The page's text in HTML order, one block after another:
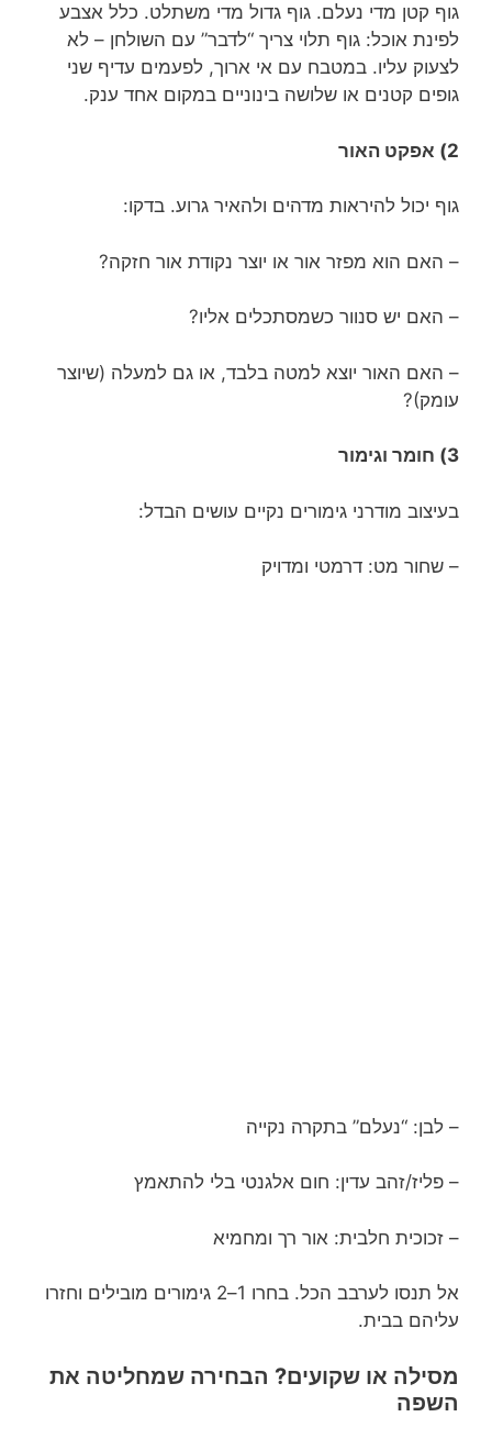
גוף קטן מדי נעלם. גוף גדול מדי משתלט. כלל אצבע
לפינת אוכל: גוף תלוי צריך “לדבר” עם השולחן – לא
לצעוק עליו. במטבח עם אי ארוך, לפעמים עדיף שני
גופים קטנים או שלושה בינוניים במקום אחד ענק.
2) אפקט האור
גוף יכול להיראות מדהים ולהאיר גרוע. בדקו:
– האם הוא מפזר אור או יוצר נקודת אור חזקה?
– האם יש סנוור כשמסתכלים אליו?
– האם האור יוצא למטה בלבד, או גם למעלה (שיוצר
עומק)?
3) חומר וגימור
בעיצוב מודרני גימורים נקיים עושים הבדל:
– שחור מט: דרמטי ומדויק
– לבן: “נעלם” בתקרה נקייה
– פליז/זהב עדין: חום אלגנטי בלי להתאמץ
– זכוכית חלבית: אור רך ומחמיא
אל תנסו לערבב הכל. בחרו 1–2 גימורים מובילים וחזרו
עליהם בבית.
מסילה או שקועים? הבחירה שמחליטה את
השפה